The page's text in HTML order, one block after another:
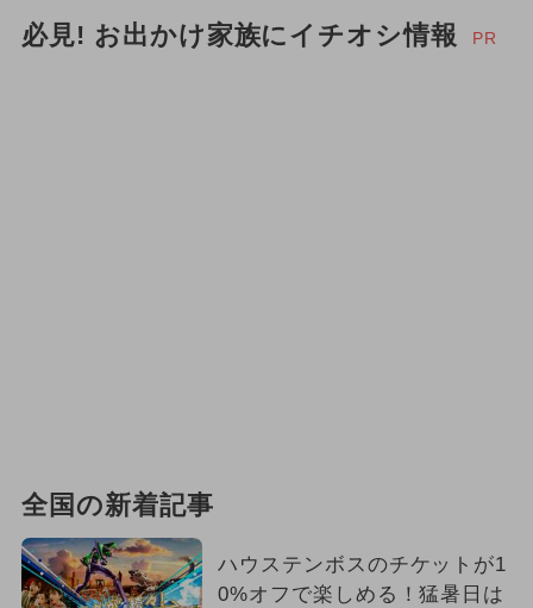
必見! お出かけ家族にイチオシ情報 PR
全国の新着記事
ハウステンボスのチケットが1
0%オフで楽しめる！猛暑日は